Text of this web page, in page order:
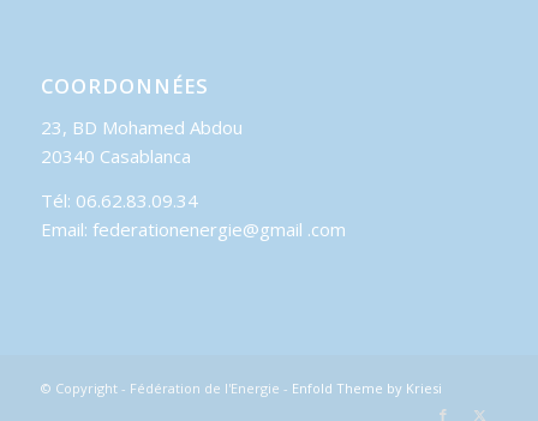
COORDONNÉES
23, BD Mohamed Abdou
20340 Casablanca
Tél: 06.62.83.09.34
Email: federationenergie@gmail .com
© Copyright - Fédération de l'Energie - Enfold Theme by Kriesi